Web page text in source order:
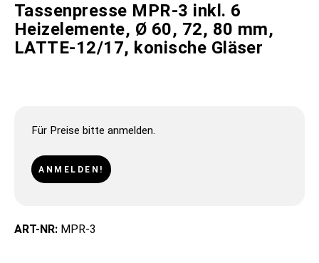
Tassenpresse MPR-3 inkl. 6
Heizelemente, Ø 60, 72, 80 mm,
LATTE-12/17, konische Gläser
Für Preise bitte anmelden.
ANMELDEN!
ART-NR: MPR-3